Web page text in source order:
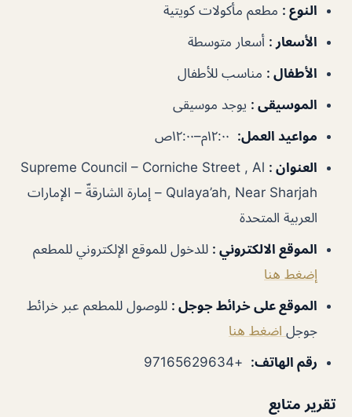
النوع : مطعم مأكولات كويتية
الأسعار : أسعار متوسطة
الأطفال : مناسب للأطفال
الموسيقى : يوجد موسيقى
مواعيد العمل:
العنوان :
Supreme Council – Corniche Street , Al
Qulaya’ah, Near Sharjah – إمارة الشارقةّ – الإمارات
العربية المتحدة
الموقع الالكتروني : للدخول للموقع الإلكتروني للمطعم
إضغط هنا
الموقع على خرائط جوجل : للوصول للمطعم عبر خرائط
جوجل اضغط هنا
رقم الهاتف:
+97165629634
تقرير متابع